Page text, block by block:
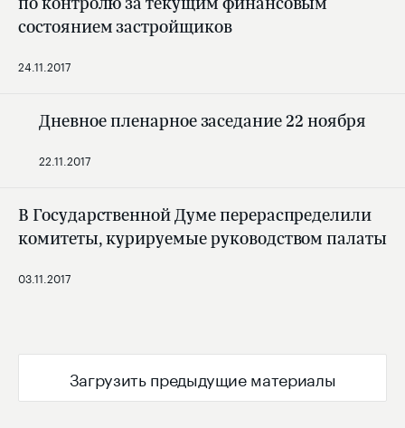
24.11.2017
состоянием застройщиков
22.11.2017
Дневное пленарное заседание 22 ноября
03.11.2017
В Государственной Думе перераспределили
комитеты, курируемые руководством палаты
Загрузить предыдущие материалы